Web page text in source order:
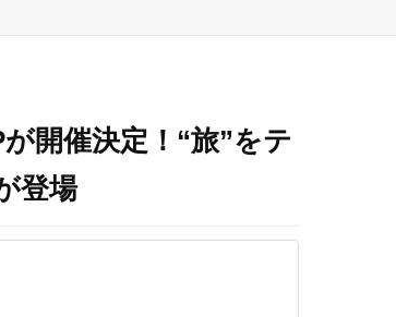
開催決定！“旅”をテ
登場